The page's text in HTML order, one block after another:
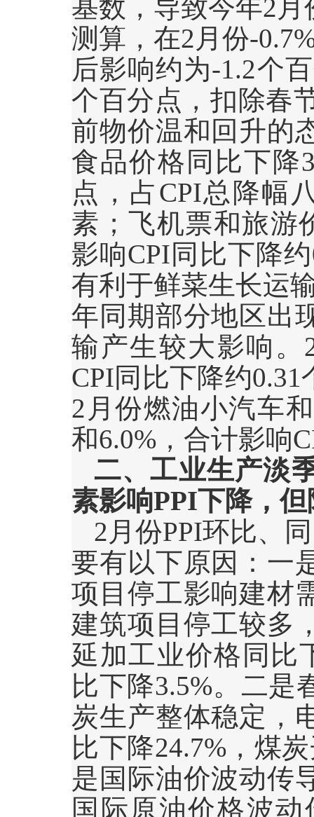
基数，导致今年2
测算，在2 月份-
后影响约为-1.2个
个百分点，扣除春
前物价温和回升的
食品价格同比下降
点，占CPI总降幅
素；飞机票和旅游
影响CPI同比下降约
有利于鲜菜生长运
年同期部分地区出
输产生较大影响。
CPI同比下降约0.31
2 月份燃油小汽车
和6.0% ，合计影响
二、工业生产淡
素影响PPI下降，
2 月份PPI环比、
要有以下原因：一
项目停工影响建材
建筑项目停工较多
延加工业价格同比
比下降3.5%。二是
炭生产整体稳定，
比下降24.7%，煤
是国际油价波动传
国际原油价格波